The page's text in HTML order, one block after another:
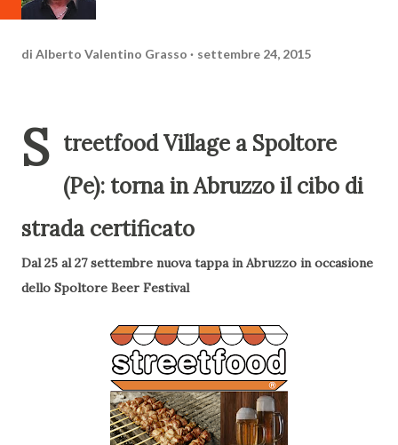
di Alberto Valentino Grasso settembre 24, 2015
S treetfood Village a Spoltore
(Pe): torna in Abruzzo il cibo di
strada certificato
Dal 25 al 27 settembre nuova tappa in Abruzzo in occasione
dello Spoltore Beer Festival